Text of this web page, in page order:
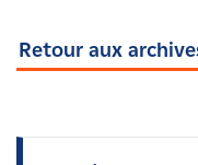
Retour aux